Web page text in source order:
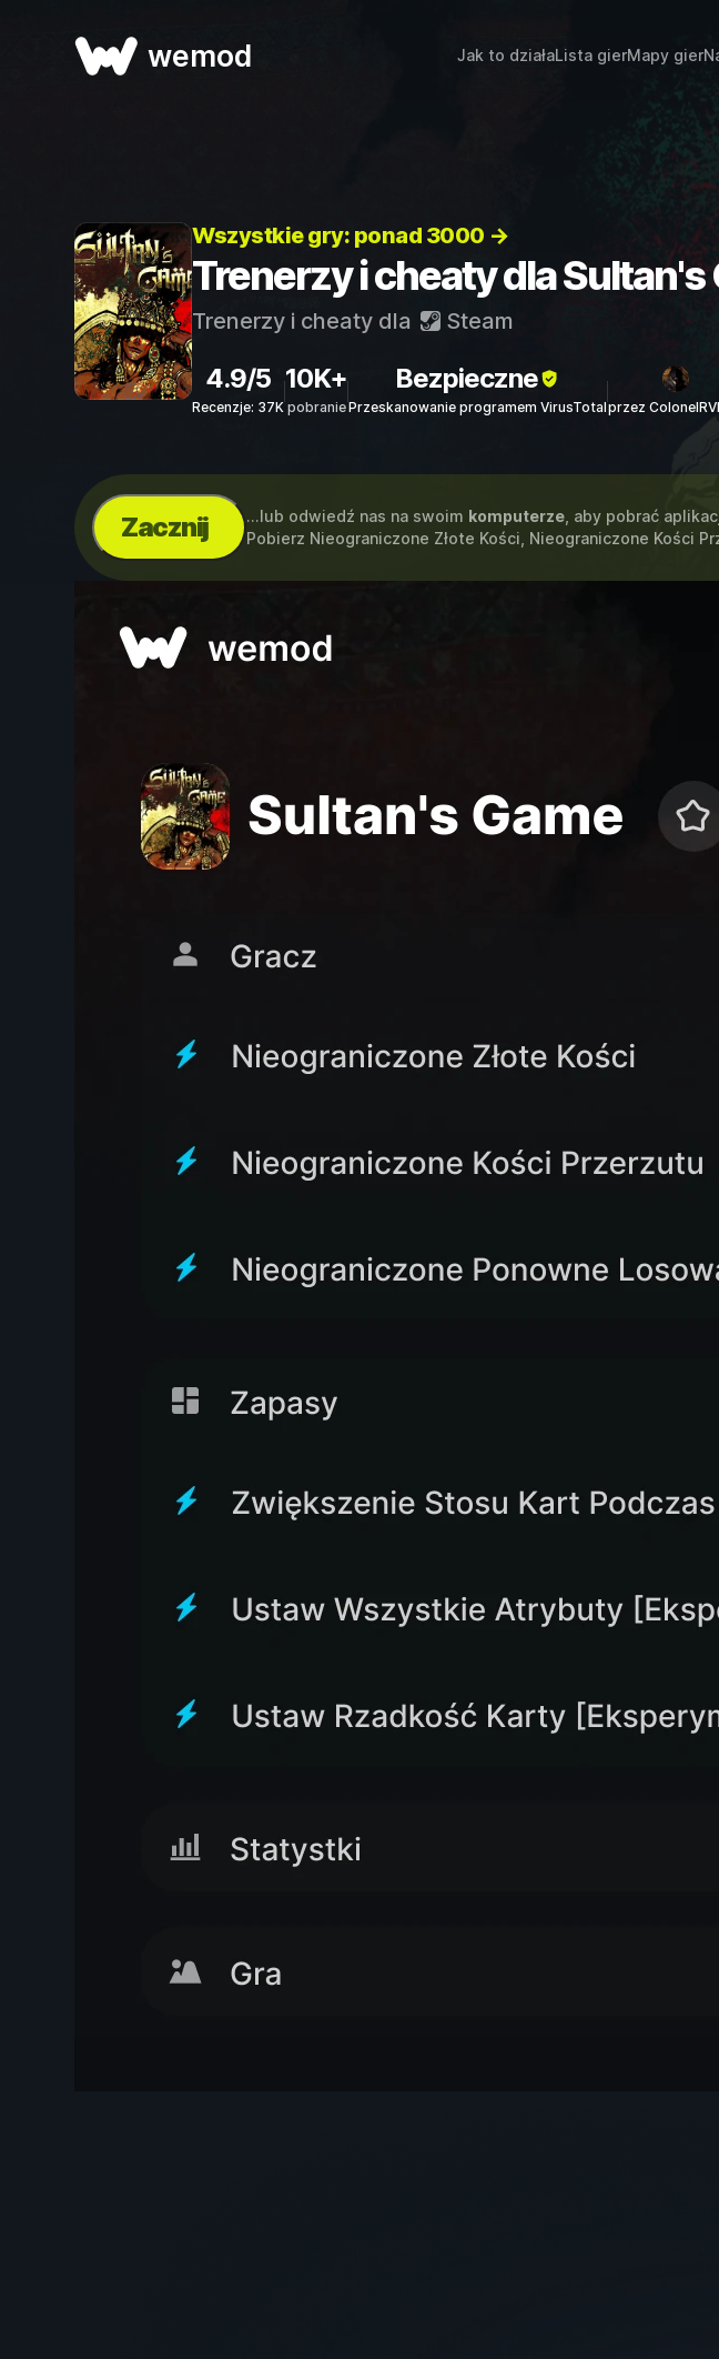
wemod Jak to działaLista gierMapy gier
Wszystkie gry: ponad 3000 →
Trenerzy i cheaty dla Sultan's
Trenerzy i cheaty dla Steam
4.9/5
Recenzje: 37K
10K+
pobranie
Bezpieczne
Przeskanowanie programem VirusTotalprzez
Zacznij ...lub odwiedź nas na swoim komputerze, aby pobrać
Pobierz Nieograniczone Złote Kości, Nieograniczone Kości